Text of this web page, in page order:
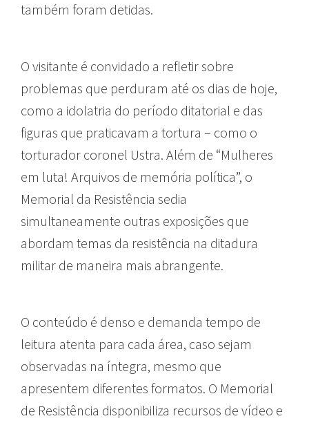
também foram detidas.
O visitante é convidado a refletir sobre
problemas que perduram até os dias de hoje,
como a idolatria do período ditatorial e das
figuras que praticavam a tortura – como o
torturador coronel Ustra. Além de “Mulheres
em luta! Arquivos de memória política”, o
Memorial da Resistência sedia
simultaneamente outras exposições que
abordam temas da resistência na ditadura
militar de maneira mais abrangente.
O conteúdo é denso e demanda tempo de
leitura atenta para cada área, caso sejam
observadas na íntegra, mesmo que
apresentem diferentes formatos. O Memorial
de Resistência disponibiliza recursos de vídeo e